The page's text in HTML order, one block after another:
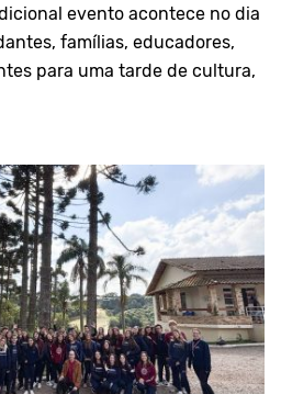
evento acontece no dia
famílias, educadores,
para uma tarde de cultura,